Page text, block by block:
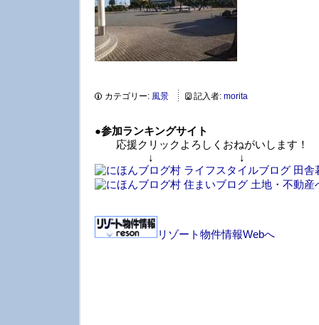
カテゴリー: 風景 記入者: morita
●参加ランキングサイト
応援クリックよろしくおねがいします！
↓ ↓
リゾート物件情報Webへ